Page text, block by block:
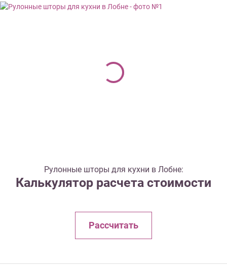
Рулонные шторы для кухни в Лобне:
Калькулятор расчета стоимости
Рассчитать